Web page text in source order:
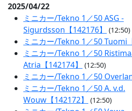
2025/04/22
ミニカー/Tekno 1／50 ASG -
Sigurdsson【142176】
(12:50)
ミニカー/Tekno 1／50 Tuomi
ミニカー/Tekno 1／50
Atria【142174】
(12:50)
ミニカー/Tekno 1／50
ミニカー/Tekno 1／50 A. v.d.
Wouw【142172】
(12:50)